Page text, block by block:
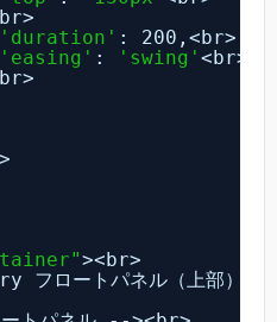
'duration' : 200,<br>
'easing' : 'swing' <br>
><br>
フロートパネル（上部）</